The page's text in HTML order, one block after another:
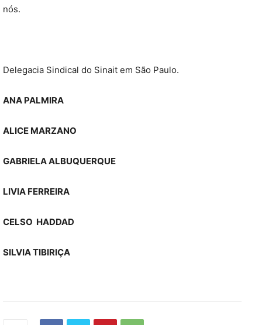
nós.
Delegacia Sindical do Sinait em São Paulo.
ANA PALMIRA
ALICE MARZANO
GABRIELA ALBUQUERQUE
LIVIA FERREIRA
CELSO HADDAD
SILVIA TIBIRIÇA